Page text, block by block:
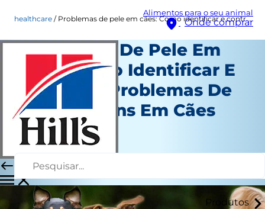
Alimentos para o seu animal
Onde comprar
Produtos
healthcare Problemas de pele em cães: Como identificar e controlar problemas de pele comuns em cães
Problemas De Pele Em
Cães: Como Identificar E
Controlar Problemas De
Pele Comuns Em Cães
Healthcare
Autor da equipe
21 de abril de 2026